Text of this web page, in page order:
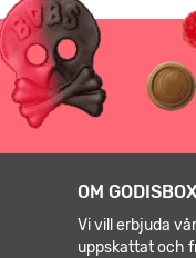
OM
Vi vill erbjuda
uppskattat och